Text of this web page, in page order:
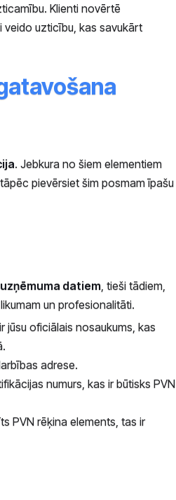
Klienti novērtē
veido uzticību, kas savukārt
. Jebkura no šiem elementiem
pievērsiet šim posmam īpašu
uzņēmuma datiem , tieši tādiem,
un profesionalitāti.
jūsu oficiālais nosaukums, kas
adrese.
numurs, kas ir būtisks PVN
PVN rēķina elements, tas ir